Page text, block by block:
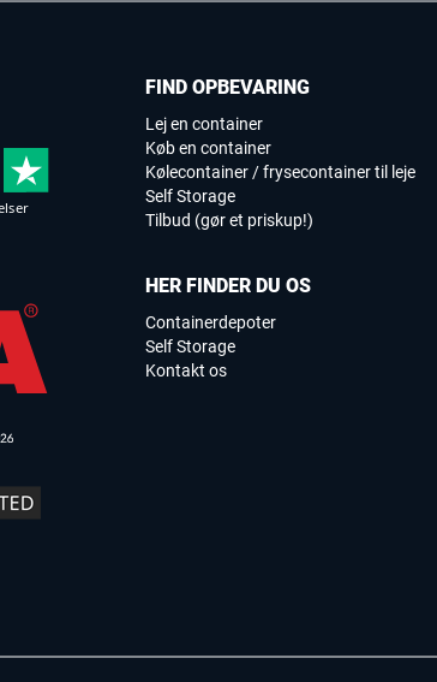
FIND OPBEVARING
Lej en container
Køb en container
Kølecontainer / frysecontainer til leje
Self Storage
Tilbud (gør et priskup!)
HER FINDER DU OS
Containerdepoter
Self Storage
Kontakt os